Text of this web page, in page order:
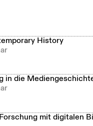
History
in die
mit digitalen